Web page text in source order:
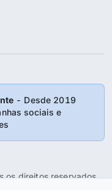
- Desde 2019
sociais e
direitos reservados